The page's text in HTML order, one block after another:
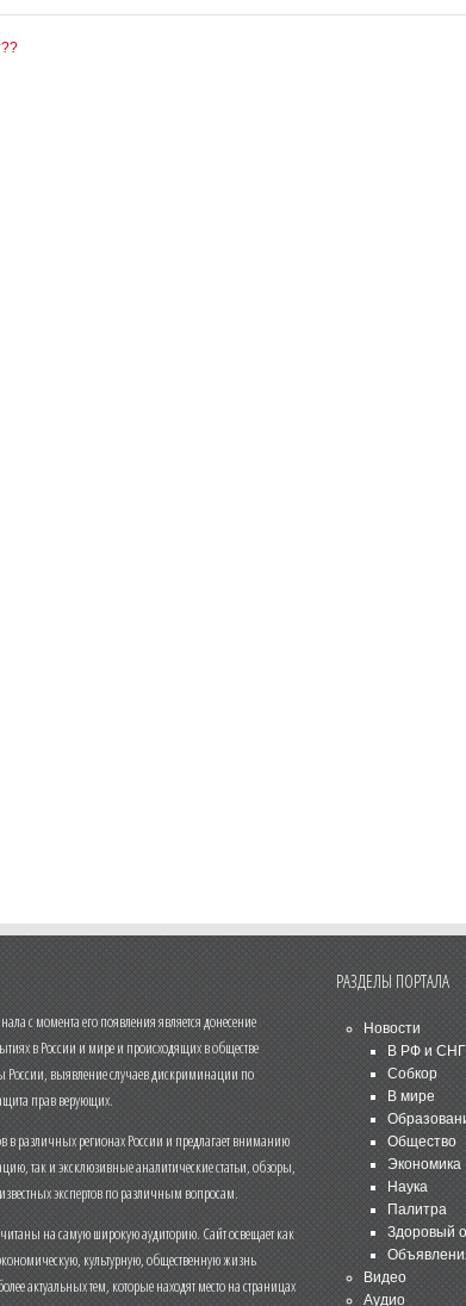
с момента его появления является донесение
в России и мире и происходящих в обществе
России, выявление случаев дискриминации по
прав верующих.
в различных регионах России и предлагает вниманию
так и эксклюзивные аналитические статьи, обзоры,
экспертов по различным вопросам.
на самую широкую аудиторию. Сайт освещает как
культурную, общественную жизнь
актуальных тем, которые находят место на страницах
РАЗДЕЛЫ ПОРТАЛА
Новости
В РФ и СНГ
Собкор
В мире
Общество
Экономика
Наука
Палитра
Здоровый
Видео
Аудио